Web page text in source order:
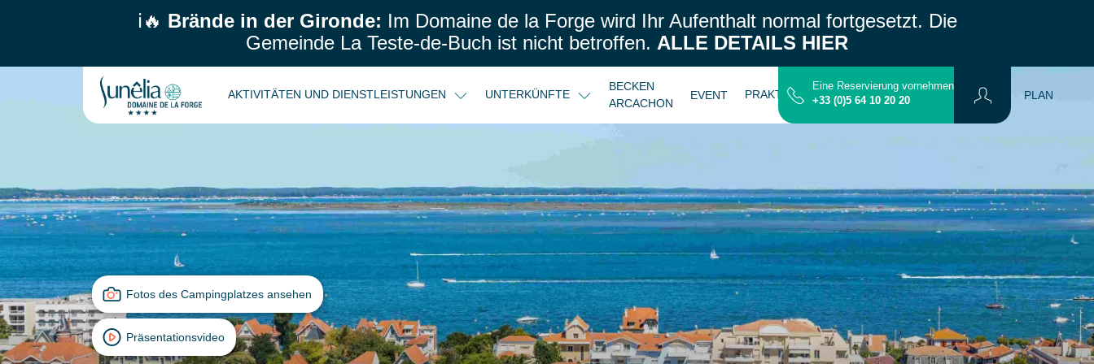
ℹ️🔥 Brände in der Gironde: Im Domaine de la Forge wird Ihr Aufenthalt normal fortgesetzt. Die
Gemeinde La Teste-de-Buch ist nicht betroffen. ALLE DETAILS HIER
AKTIVITÄTEN UND DIENSTLEISTUNGEN UNTERKÜNFTE
BECKEN
ARCACHON
EVENT PRAKTISCHE INFORMATIONEN KONTAKT PLAN
Eine Reservierung vornehmen
+33 (0)5 64 10 20 20
Fotos des Campingplatzes ansehen
Präsentationsvideo